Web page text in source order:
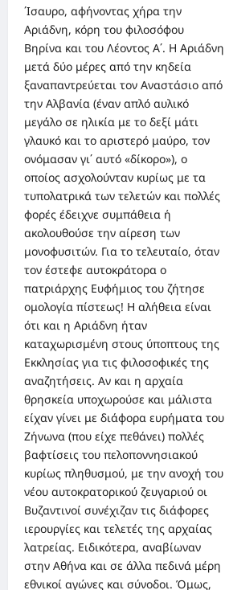
΄Ισαυρο, αφήνοντας χήρα την
Αριάδνη, κόρη του φιλοσόφου
Βηρίνα και του Λέοντος Α΄. Η Αριάδνη
μετά δύο μέρες από την κηδεία
ξαναπαντρεύεται τον Αναστάσιο από
την Αλβανία (έναν απλό αυλικό
μεγάλο σε ηλικία με το δεξί μάτι
γλαυκό και το αριστερό μαύρο, τον
ονόμασαν γι΄ αυτό «δίκορο»), ο
οποίος ασχολούνταν κυρίως με τα
τυπολατρικά των τελετών και πολλές
φορές έδειχνε συμπάθεια ή
ακολουθούσε την αίρεση των
μονοφυσιτών. Για το τελευταίο, όταν
τον έστεφε αυτοκράτορα ο
πατριάρχης Ευφήμιος του ζήτησε
ομολογία πίστεως! Η αλήθεια είναι
ότι και η Αριάδνη ήταν
καταχωρισμένη στους ύποπτους της
Εκκλησίας για τις φιλοσοφικές της
αναζητήσεις. Αν και η αρχαία
θρησκεία υποχωρούσε και μάλιστα
είχαν γίνει με διάφορα ευρήματα του
Ζήνωνα (που είχε πεθάνει) πολλές
βαφτίσεις του πελοποννησιακού
κυρίως πληθυσμού, με την ανοχή του
νέου αυτοκρατορικού ζευγαριού οι
Βυζαντινοί συνέχιζαν τις διάφορες
ιερουργίες και τελετές της αρχαίας
λατρείας. Ειδικότερα, αναβίωναν
στην Αθήνα και σε άλλα πεδινά μέρη
εθνικοί αγώνες και σύνοδοι. Όμως,